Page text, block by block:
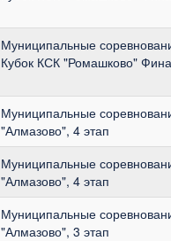
Муниципальные
Кубок КСК "Ромашково"
Муниципальные
"Алмазово", 4 этап
Муниципальные
"Алмазово", 4 этап
Муниципальные
"Алмазово", 3 этап